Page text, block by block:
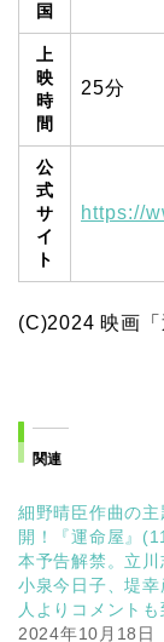
国
上
映
時
間
25分
公
式
サ
イ
ト
https://
(C)2024 映画「
関連
細野晴臣作曲の主
開！『運命屋』
本予告解禁。立川
小泉今日子、堤幸
人よりコメントも
2024年10月18日